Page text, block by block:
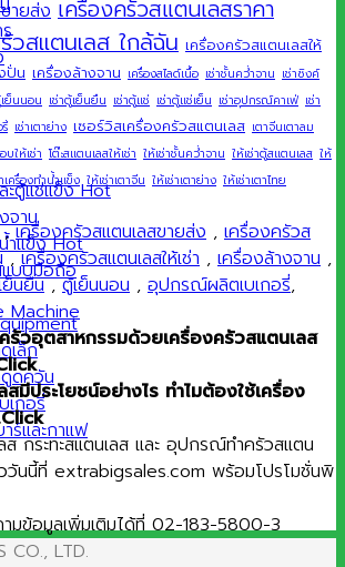
ะตู้แช่แข็ง
จาน
ำแข็ง
บบมือถือ
เล็ก
ดควัน
กอรี่
และกาแฟ
ายส่ง เครื่องครัวสแตนเลสราคา
วสแตนเลส ใกล้ฉัน เครื่องครัวสแตนเลสให้
ปั่น เครื่องล้างจาน เครื่องสไลด์เนื้อ เช่าชั้นคว่ำจาน เช่าซิงค์
เย็นนอน เช่าตู้เย็นยืน เช่าตู้แช่ เช่าตู้แช่เย็น เช่าอุปกรณ์คาเฟ่ เช่า
เช่าเตาย่าง เซอร์วิสเครื่องครัวสแตนเลส เตาจีนเตาลม
บให้เช่า โต๊ะสแตนเลสให้เช่า ให้เช่าชั้นคว่ำจาน ให้เช่าตู้สแตนเลส ให้
เครื่องทำน้ำแข็ง ให้เช่าเตาจีน ให้เช่าเตาย่าง ให้เช่าเตาไทย
เครื่องครัวสแตนเลสขายส่ง , เครื่องครัวส
,เครื่องครัวสแตนเลสให้เช่า , เครื่องล้างจาน ,
ย็นยืน,ตู้เย็นนอน , อุปกรณ์ผลิตเบเกอรี่,
Machine
รัวอุตสาหกรรมด้วยเครื่องครัวสแตนเลส
มีประโยชน์อย่างไร ทำไมต้องใช้เครื่อง
กระทะสแตนเลส และ อุปกรณ์ทำครัวสแตน
นนี้ที่ extrabigsales.com พร้อมโปรโมชั่นพิ
มข้อมูลเพิ่มเติมได้ที่ 02-183-5800-3
CO., LTD.